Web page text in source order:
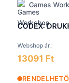
Games
CODEX:
Webshop ár:
13091 Ft
RENDELHETŐ